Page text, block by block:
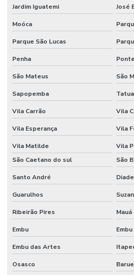
Gestão de produtos químicos
Gestão em saúde e segurança
Gestão de segurança do trabalho
Higiene ocupacional e medicina do
Laudo pgr
LC-Learning Treinamentos
Licença para meio ambiente industrial
Nebosh igc
Pcmso nr 7
Pcmso preço
Pcmso segurança do trabalho
Perfil profissiográfico previdenciário ppp
Jardim Iguatemi José
Moóca
Parque São Lucas
Penha
São Mateus São
Sapopemba
Vila Carrão Vila
Vila Esperança Vila
Vila Matilde
Vila
São Caetano do sul
São
Santo André
Guarulhos
Ribeirão Pires Mauá
Embu
Embu das Artes
Osasco